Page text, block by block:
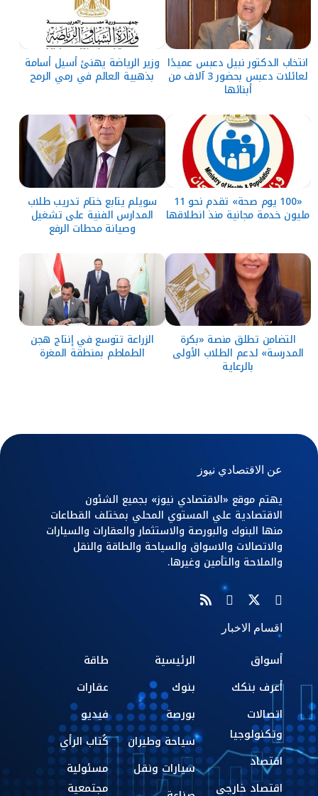
انتخاب الدكتور نبيل دعبس عميدًا
لعائلات دعبس بحضور 3 آلاف من
أبنائها
وزير الرياضة يهنئ أسيل أسامة
بذهبية العالم في رمي الرمح
«100 يوم صحة» تقدم نحو 11
مليون خدمة مجانية منذ انطلاقها
سويلم يتابع ختام تدريب طلاب
المدارس الفنية على تشغيل
وصيانة محطات الرفع
التضامن تطلق منصة «بكرة
المدرسة» لدعم الطلاب الأولى
بالرعاية
الزراعة تتوسع في إنتاج هجن
الطماطم بمنطقة المغرة
عن الاقتصادي نيوز
يهتم موقع «الاقتصادي نيوز» بجميع الشئون
الاقتصادية علي المستوي المحلي بمختلف القطاعات
منها البنوك والبورصة والاستثمار والعقارات والسيارات
والاتصالات والاسواق والسياحة والطاقة والنقل
والملاحة والتأمين وغيرها.
اقسام الاخبار
أسواق
أعرف بنكك
اتصالات
وتكنولوجيا
اقتصاد
اقتصاد خارجي
الرئيسية
بنوك
بورصة
سياحة وطيران
سيارات ونقل
طاقة
عقارات
فيديو
كُتاب الرأي
مسئولية
مجتمعية